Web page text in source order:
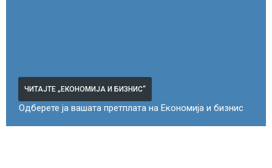
ЧИТАЈТЕ „ЕКОНОМИЈА И БИЗНИС“
Одберете ја вашата претплата на Економија и бизнис